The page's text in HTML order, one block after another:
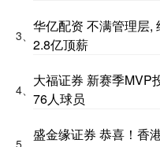
3、
华亿配资 不满管理层,
2.8亿顶薪
4、
大福证券 新赛季MVP
76人球员
5、
盛金缘证券 恭喜！香